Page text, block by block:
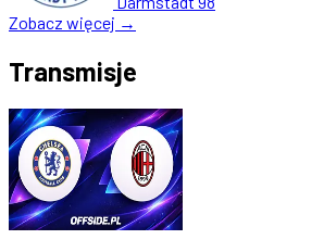
Zobacz więcej →
Transmisje